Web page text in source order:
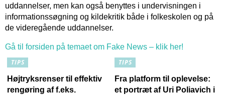
uddannelser, men kan også benyttes i undervisningen i
informationssøgning og kildekritik både i folkeskolen og på
de videregående uddannelser.
Gå til forsiden på temaet om Fake News – klik her!
TIPS
Højtryksrenser til effektiv
rengøring af f.eks.
TIPS
Fra platform til oplevelse:
et portræt af Uri Poliavich i